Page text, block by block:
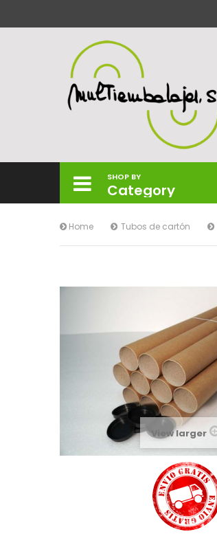
SHOP BY
Category
Home Tubos de cartón
View larger